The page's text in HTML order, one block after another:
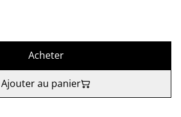
Acheter
Ajouter au panier